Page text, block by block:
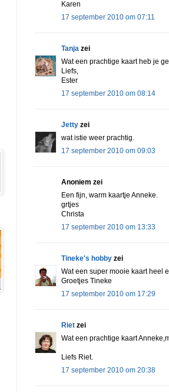
Karen
17 september 2010 om 07:11
Tanja zei
Wat een prachtige kaart heb je
Liefs,
Ester
17 september 2010 om 08:14
Jetty zei
wat istie weer prachtig.
17 september 2010 om 09:03
Anoniem zei
Een fijn, warm kaartje Anneke.
grtjes
Christa
17 september 2010 om 13:33
Tineke's hobby zei
Wat een super mooie kaart heel
Groetjes Tineke
17 september 2010 om 17:29
Riet zei
Wat een prachtige kaart
Liefs Riet.
17 september 2010 om 20:38